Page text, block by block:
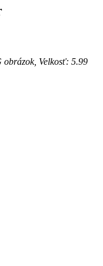
obrázok, Velkosť: 5.99